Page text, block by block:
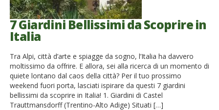
7 Giardini Bellissimi da Scoprire in
Italia
Tra Alpi, città d’arte e spiagge da sogno, l’Italia ha davvero
moltissimo da offrire. E allora, sei alla ricerca di un momento di
quiete lontano dal caos della città? Per il tuo prossimo
weekend fuori porta, lasciati ispirare da questi 7 giardini
bellissimi da scoprire in Italia! 1. Giardini di Castel
Trauttmansdorff (Trentino-Alto Adige) Situati […]